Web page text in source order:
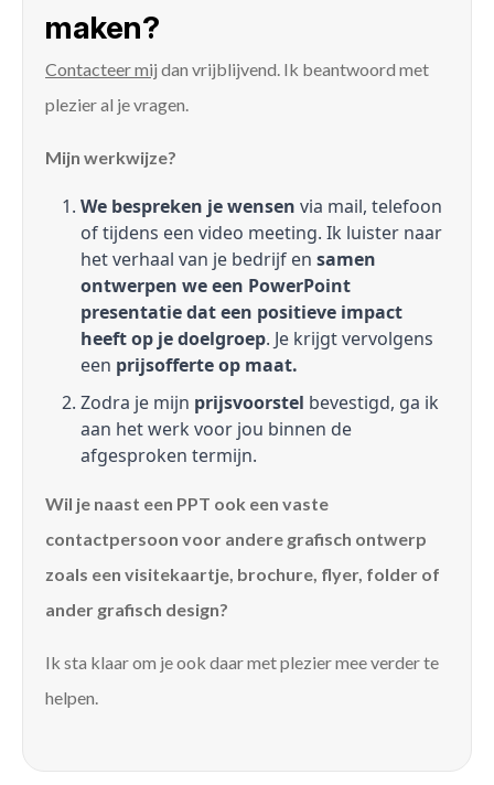
maken?
Contacteer mij dan vrijblijvend. Ik beantwoord met
plezier al je vragen.
Mijn werkwijze?
We bespreken je wensen via mail, telefoon
of tijdens een video meeting. Ik luister naar
het verhaal van je bedrijf en samen
ontwerpen we een PowerPoint
presentatie dat een positieve impact
heeft op je doelgroep. Je krijgt vervolgens
een prijsofferte op maat.
Zodra je mijn prijsvoorstel bevestigd, ga ik
aan het werk voor jou binnen de
afgesproken termijn.
Wil je naast een PPT ook een vaste
contactpersoon voor andere grafisch ontwerp
zoals een visitekaartje, brochure, flyer, folder of
ander grafisch design?
Ik sta klaar om je ook daar met plezier mee verder te
helpen.